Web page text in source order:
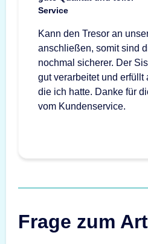
Service
Kann den Tresor an
anschließen, somit sind
nochmal sicherer. Der
gut verarbeitet und erfüllt
die ich hatte. Danke für
vom Kundenservice.
Frage zum